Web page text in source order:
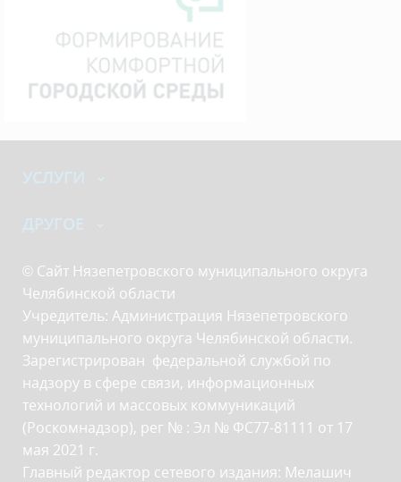
УСЛУГИ
ДРУГОЕ
© Сайт Нязепетровского муниципального округа
Челябинской области
Учредитель: Администрация Нязепетровского
муниципального округа Челябинской области.
Зарегистрирован федеральной службой по
надзору в сфере связи, информационных
технологий и массовых коммуникаций
(Роскомнадзор), рег № : Эл № ФС77-81111 от 17
мая 2021 г.
Главный редактор сетевого издания: Мелашич